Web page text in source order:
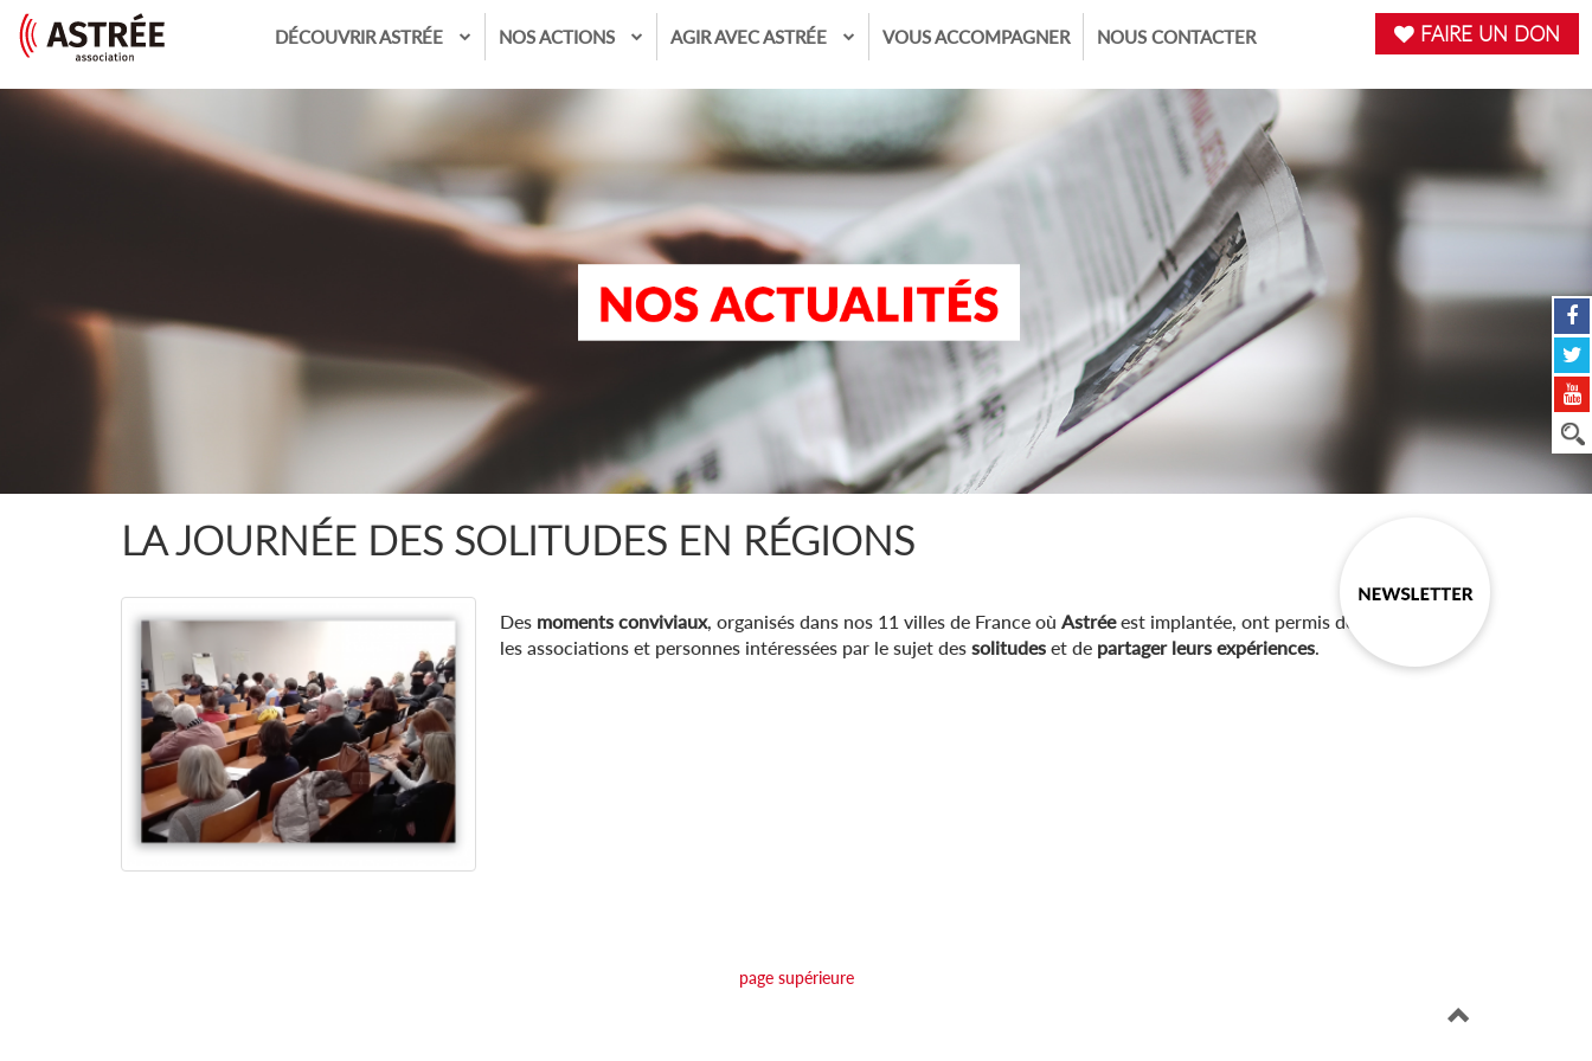
DÉCOUVRIR ASTRÉE NOS ACTIONS AGIR AVEC ASTRÉE VOUS ACCOMPAGNER NOUS CONTACTER FAIRE UN DON
LA JOURNÉE DES SOLITUDES EN RÉGIONS
Des moments conviviaux, organisés dans nos 11 villes de France où Astréeest implantée, ont permis de sensibiliser
les associations et personnes intéressées par le sujet des solitudes et de partager leurs expériences.
page supérieure